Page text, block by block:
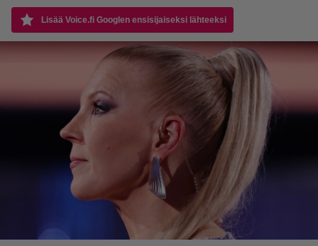
Lisää Voice.fi Googlen ensisijaiseksi lähteeksi